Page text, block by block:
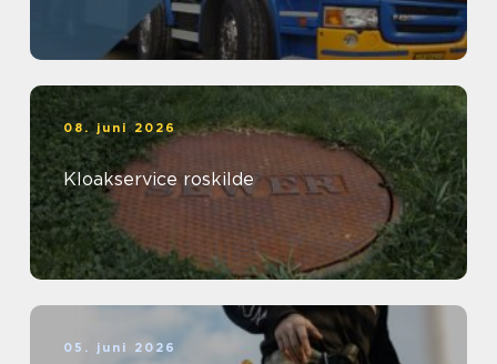
08. juni 2026
Kloakservice roskilde
05. juni 2026